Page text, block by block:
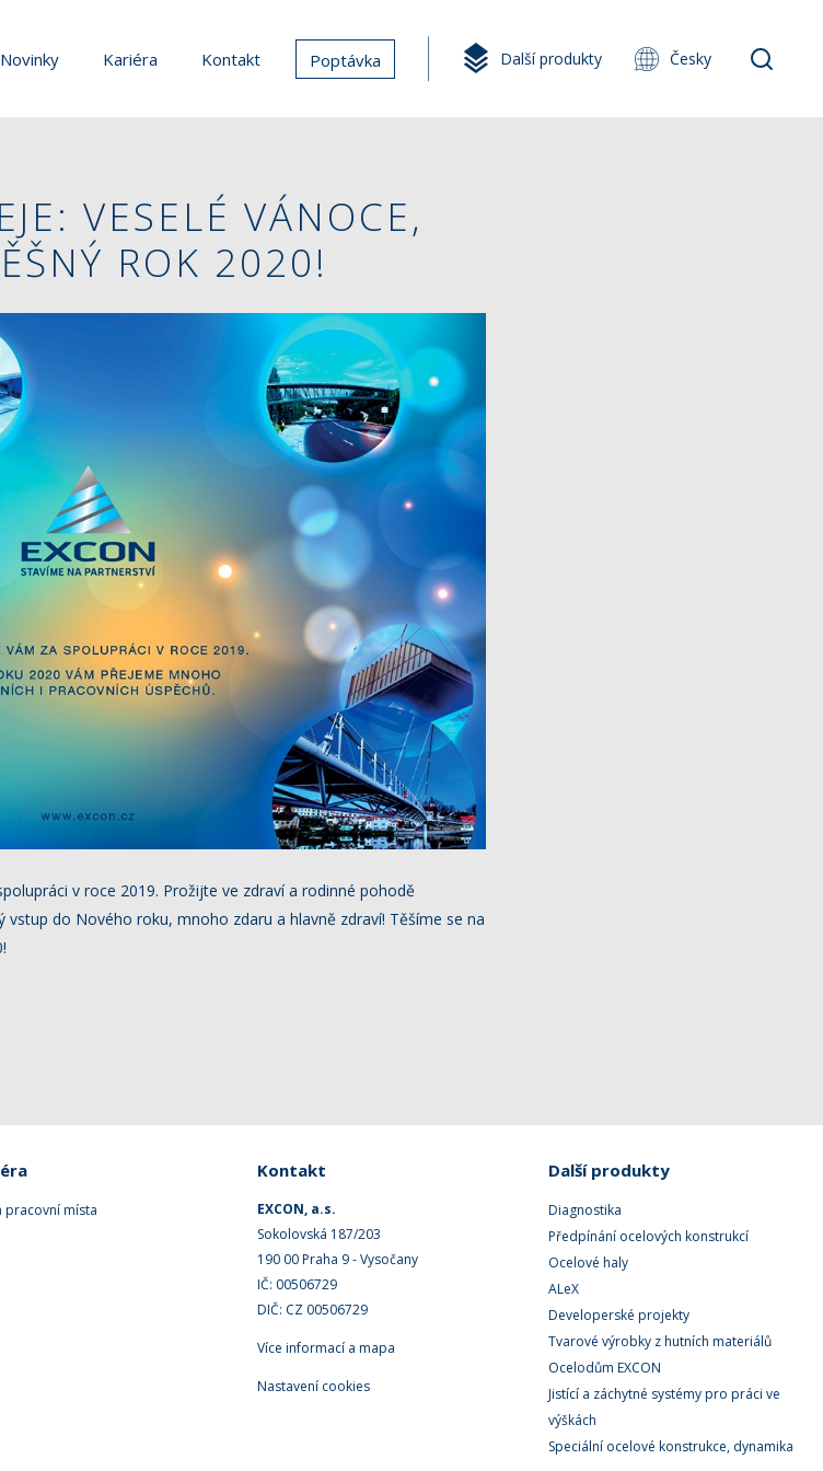
Novinky Kariéra Kontakt Poptávka Další produkty Česky
VESELÉ VÁNOCE,
ROK 2020!
v roce 2019. Prožijte ve zdraví a rodinné pohodě
do Nového roku, mnoho zdaru a hlavně zdraví! Těšíme se na
pracovní místa
Kontakt
EXCON, a.s.
Sokolovská 187/203
190 00 Praha 9 - Vysočany
IČ: 00506729
DIČ: CZ 00506729
Více informací a mapa
Nastavení cookies
Další produkty
Diagnostika
Předpínání ocelových konstrukcí
Ocelové haly
ALeX
Developerské projekty
Tvarové výrobky z hutních materiálů
Ocelodům EXCON
Jistící a záchytné systémy pro práci ve
výškách
Speciální ocelové konstrukce, dynamika